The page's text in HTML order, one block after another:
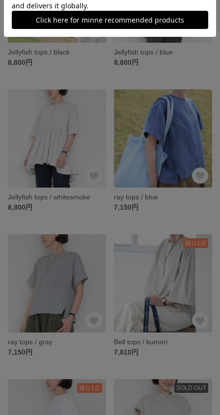
Jellyfish tops / black
8,800円
Jellyfish tops / blue
8,800円
Jellyfish tops / whitesmoke
8,800円
ray tops / blue
7,150円
ray tops / gray
7,150円
残り1点
Bell tops / kumori
7,810円
残り1点 SOLD OUT